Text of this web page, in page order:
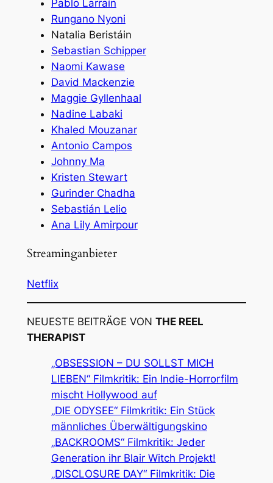
Pablo Larraín
Rungano Nyoni
Natalia Beristáin
Sebastian Schipper
Naomi Kawase
David Mackenzie
Maggie Gyllenhaal
Nadine Labaki
Khaled Mouzanar
Antonio Campos
Johnny Ma
Kristen Stewart
Gurinder Chadha
Sebastián Lelio
Ana Lily Amirpour
Streaminganbieter
Netflix
NEUESTE BEITRÄGE VON THE REEL
THERAPIST
„OBSESSION – DU SOLLST MICH
LIEBEN“ Filmkritik: Ein Indie-Horrorfilm
mischt Hollywood auf
„DIE ODYSEE“ Filmkritik: Ein Stück
männliches Überwältigungskino
„BACKROOMS“ Filmkritik: Jeder
Generation ihr Blair Witch Projekt!
„DISCLOSURE DAY“ Filmkritik: Die